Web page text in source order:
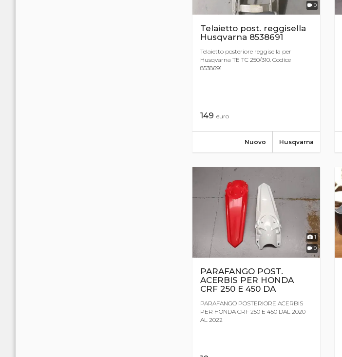
0
Telaietto post. reggisella
Husqvarna 8538691
Telaietto posteriore reggisella per
Husqvarna TE TC 250/310. Codice
8538691
149 euro
Husqvarna
Nuovo
1
0
PARAFANGO POST.
ACERBIS PER HONDA
CRF 250 E 450 DA
PARAFANGO POSTERIORE ACERBIS
PER HONDA CRF 250 E 450 DAL 2020
AL 2022